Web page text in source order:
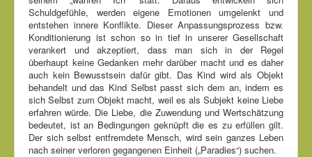
Schuldgefühle, werden eigene Emotionen umgelenkt und
entstehen innere Konflikte. Dieser Anpassungsprozess bzw.
Konditionierung ist schon so in tief in unserer Gesellschaft
verankert und akzeptiert, dass man sich in der Regel
überhaupt keine Gedanken mehr darüber macht und es daher
auch kein Bewusstsein dafür gibt. Das Kind wird als Objekt
behandelt und das Kind Selbst passt sich dem an, indem es
sich Selbst zum Objekt macht, weil es als Subjekt keine Liebe
erfahren würde. Die Liebe, die Zuwendung und Wertschätzung
bedeutet, ist an Bedingungen geknüpft die es zu erfüllen gilt.
Der sich selbst entfremdete Mensch, wird sein ganzes Leben
nach seiner verloren gegangenen Einheit („Paradies“) suchen.